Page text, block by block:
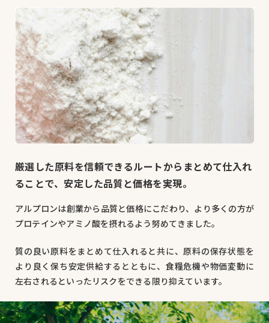
厳選した原料を信頼できるルートからまとめて仕入れ
ることで、安定した品質と価格を実現。
アルプロンは創業から品質と価格にこだわり、より多くの方が
プロテインやアミノ酸を摂れるよう努めてきました。
質の良い原料をまとめて仕入れると共に、原料の保存状態を
より良く保ち安定供給するとともに、食糧危機や物価変動に
左右されるといったリスクをできる限り抑えています。